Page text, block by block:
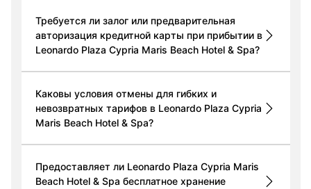
Требуется ли залог или предварительная
авторизация кредитной карты при прибытии в
Leonardo Plaza Cypria Maris Beach Hotel & Spa?
Каковы условия отмены для гибких и
невозвратных тарифов в Leonardo Plaza Cypria
Maris Beach Hotel & Spa?
Предоставляет ли Leonardo Plaza Cypria Maris
Beach Hotel & Spa бесплатное хранение